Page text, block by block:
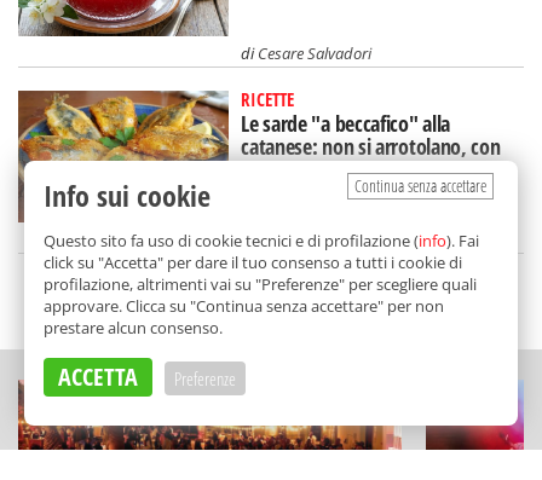
diCesare Salvadori
RICETTE
Le sarde "a beccafico" alla
catanese: non si arrotolano, con
un ingrediente a sorpresa
diRedazione
SCELTO DA BALARM
Continua senza accettare
Info sui cookie
Questo sito fa uso di cookie tecnici e di profilazione (info). Fai
click su "Accetta" per dare il tuo consenso a tutti i cookie di
profilazione, altrimenti vai su "Preferenze" per scegliere quali
approvare. Clicca su "Continua senza accettare" per non
prestare alcun consenso.
ACCETTA Preferenze